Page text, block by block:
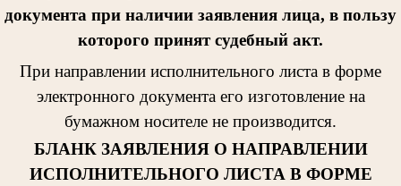
документа при наличии заявления лица, в пользу
которого принят судебный акт.
При направлении исполнительного листа в форме
электронного документа его изготовление на
бумажном носителе не производится.
БЛАНК ЗАЯВЛЕНИЯ О НАПРАВЛЕНИИ
ИСПОЛНИТЕЛЬНОГО ЛИСТА В ФОРМЕ